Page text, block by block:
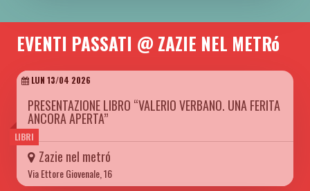
EVENTI PASSATI @ ZAZIE NEL METRó
LIBRI
LUN 13/04 2026
PRESENTAZIONE LIBRO “VALERIO VERBANO. UNA FERITA
ANCORA APERTA”
Zazie nel metró
Via Ettore Giovenale, 16